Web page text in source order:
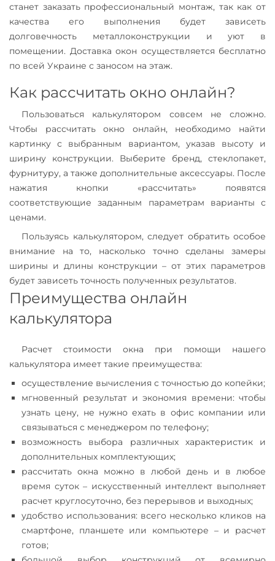
станет заказать профессиональный монтаж, так как от
качества его выполнения будет зависеть
долговечность металлоконструкции и уют в
помещении. Доставка окон осуществляется бесплатно
по всей Украине с заносом на этаж.
Как рассчитать окно онлайн?
Пользоваться калькулятором совсем не сложно.
Чтобы рассчитать окно онлайн, необходимо найти
картинку с выбранным вариантом, указав высоту и
ширину конструкции. Выберите бренд, стеклопакет,
фурнитуру, а также дополнительные аксессуары. После
нажатия кнопки «рассчитать» появятся
соответствующие заданным параметрам варианты с
ценами.
Пользуясь калькулятором, следует обратить особое
внимание на то, насколько точно сделаны замеры
ширины и длины конструкции – от этих параметров
будет зависеть точность полученных результатов.
Преимущества онлайн
калькулятора
Расчет стоимости окна при помощи нашего
калькулятора имеет такие преимущества:
осуществление вычисления с точностью до копейки;
мгновенный результат и экономия времени: чтобы
узнать цену, не нужно ехать в офис компании или
связываться с менеджером по телефону;
возможность выбора различных характеристик и
дополнительных комплектующих;
рассчитать окна можно в любой день и в любое
время суток – искусственный интеллект выполняет
расчет круглосуточно, без перерывов и выходных;
удобство использования: всего несколько кликов на
смартфоне, планшете или компьютере – и расчет
готов;